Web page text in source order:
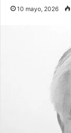
10 mayo, 2026